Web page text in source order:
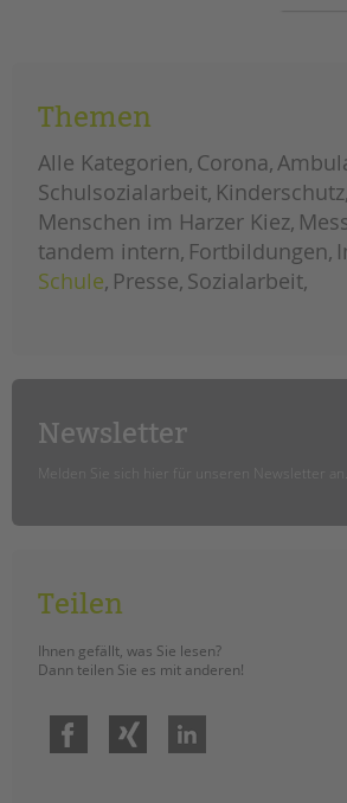
Themen
Alle Kategorien Corona
Schulsozialarbeit Kinderschutz
Menschen im Harzer Kiez
tandem intern Fortbildungen
Schule Presse Sozialarbeit
Newsletter
Melden Sie sich hier für unseren Newsletter an.
Teilen
Ihnen gefällt, was Sie lesen?
Dann teilen Sie es mit anderen!
Facebook Xing